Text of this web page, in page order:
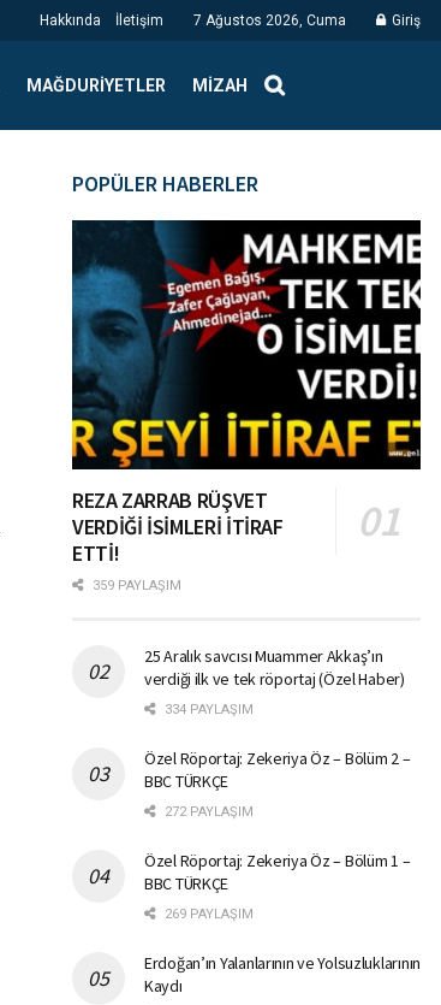
Hakkında İletişim 7 Ağustos 2026, Cuma Giriş
MAĞDURIYETLER MIZAH
POPÜLER HABERLER
REZA ZARRAB RÜŞVET
VERDİĞİ İSİMLERİ İTİRAF
ETTİ!
359 PAYLAŞIM
25 Aralık savcısı Muammer Akkaş’ın
verdiği ilk ve tek röportaj (Özel Haber)
334 PAYLAŞIM
Özel Röportaj: Zekeriya Öz – Bölüm 2 –
BBC TÜRKÇE
272 PAYLAŞIM
Özel Röportaj: Zekeriya Öz – Bölüm 1 –
BBC TÜRKÇE
269 PAYLAŞIM
Erdoğan’ın Yalanlarının ve Yolsuzluklarının
Kaydı